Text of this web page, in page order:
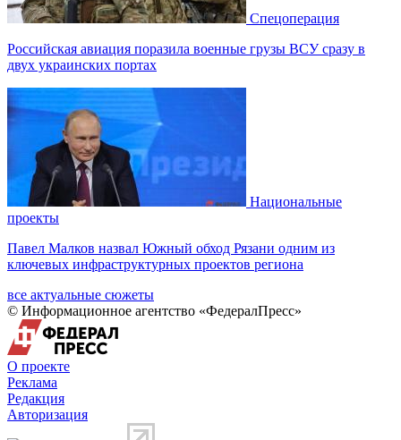
Спецоперация
Российская авиация поразила военные грузы ВСУ сразу в
двух украинских портах
Национальные
проекты
Павел Малков назвал Южный обход Рязани одним из
ключевых инфраструктурных проектов региона
все актуальные сюжеты
© Информационное агентство «ФедералПресс»
О проекте
Реклама
Редакция
Авторизация